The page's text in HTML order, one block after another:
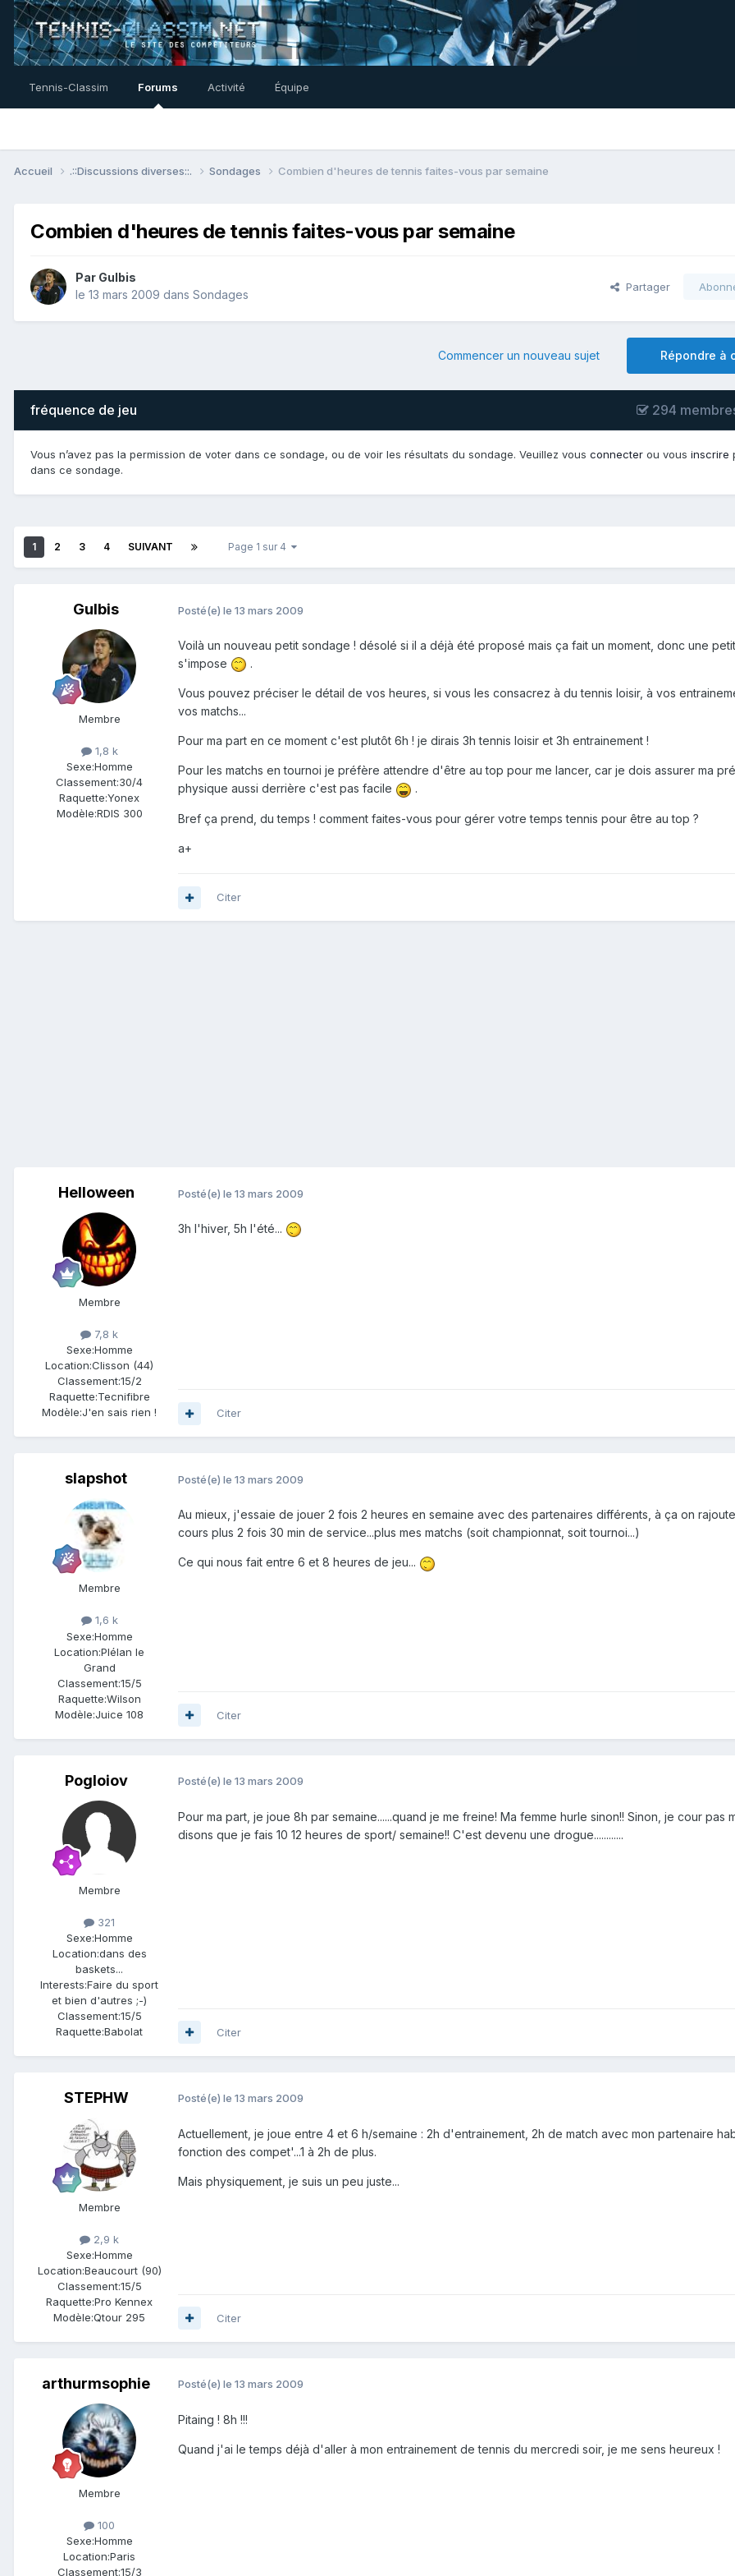
Tennis-Classim Forums Activité Équipe
Accueil .::Discussions diverses::. Sondages Combien d'heures de tennis faites-vous par semaine
Combien d'heures de tennis faites-vous par semaine
Par Gulbis
le 13 mars 2009 dans Sondages
Partager
Répondre à
Commencer un nouveau sujet
fréquence de jeu 294
Vous n’avez pas la permission de voter dans ce sondage, ou de voir les résultats du sondage. Veuillez vous connecter ou vous inscrire
dans ce sondage.
1 2 3 4 SUIVANT Page 1 sur 4
Gulbis
Membre
1,8 k
Sexe:Homme
Classement:30/4
Raquette:Yonex
Modèle:RDIS 300
Posté(e) le 13 mars 2009
Voilà un nouveau petit sondage ! désolé si il a déjà été proposé mais ça fait un moment, donc une
s'impose
.
Vous pouvez préciser le détail de vos heures, si vous les consacrez à du tennis loisir, à vos
vos matchs...
Pour ma part en ce moment c'est plutôt 6h ! je dirais 3h tennis loisir et 3h entrainement !
Pour les matchs en tournoi je préfère attendre d'être au top pour me lancer, car je dois assurer ma
physique aussi derrière c'est pas facile
.
Bref ça prend, du temps ! comment faites-vous pour gérer votre temps tennis pour être au top ?
a+
Citer
Helloween
Membre
7,8 k
Sexe:Homme
Location:Clisson (44)
Classement:15/2
Raquette:Tecnifibre
Modèle:J'en sais rien !
Posté(e) le 13 mars 2009
3h l'hiver, 5h l'été...
Citer
slapshot
Membre
1,6 k
Sexe:Homme
Location:Plélan le
Grand
Classement:15/5
Raquette:Wilson
Modèle:Juice 108
Posté(e) le 13 mars 2009
Au mieux, j'essaie de jouer 2 fois 2 heures en semaine avec des partenaires différents, à ça on
cours plus 2 fois 30 min de service...plus mes matchs (soit championnat, soit tournoi...)
Ce qui nous fait entre 6 et 8 heures de jeu...
Citer
Pogloiov
Membre
321
Sexe:Homme
Location:dans des
baskets...
Interests:Faire du sport
et bien d'autres ;-)
Classement:15/5
Raquette:Babolat
Posté(e) le 13 mars 2009
Pour ma part, je joue 8h par semaine......quand je me freine! Ma femme hurle sinon!! Sinon, je cour pas
disons que je fais 10 12 heures de sport/ semaine!! C'est devenu une drogue............
Citer
STEPHW
Membre
2,9 k
Sexe:Homme
Location:Beaucourt (90)
Classement:15/5
Raquette:Pro Kennex
Modèle:Qtour 295
Posté(e) le 13 mars 2009
Actuellement, je joue entre 4 et 6 h/semaine : 2h d'entrainement, 2h de match avec mon partenaire
fonction des compet'...1 à 2h de plus.
Mais physiquement, je suis un peu juste...
Citer
arthurmsophie
Membre
100
Sexe:Homme
Location:Paris
Classement:15/3
Posté(e) le 13 mars 2009
Pitaing ! 8h !!!
Quand j'ai le temps déjà d'aller à mon entrainement de tennis du mercredi soir, je me sens heureux !